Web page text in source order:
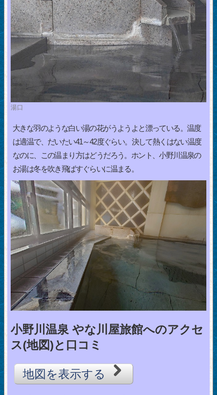
湯口
大きな羽のような白い湯の花がうようよと漂っている。温度
は適温で、だいたい41～42度ぐらい。決して熱くはない温度
なのに、この温まり方はどうだろう。ホント、小野川温泉の
お湯は冬を吹き飛ばすぐらいに温まる。
小野川温泉 やな川屋旅館へのアクセ
ス(地図)と口コミ
地図を表示する